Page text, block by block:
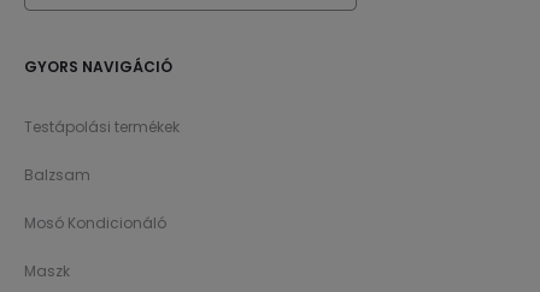
GYORS NAVIGÁCIÓ
Testápolási termékek
Balzsam
Mosó Kondicionáló
Maszk